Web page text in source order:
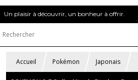
Un plaisir à découvrir, un bonheur à offrir.
Accueil Pokémon Japonais